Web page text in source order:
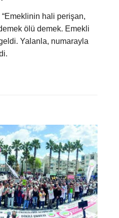
hali perişan,
ölü demek. Emekli
Yalanla, numarayla